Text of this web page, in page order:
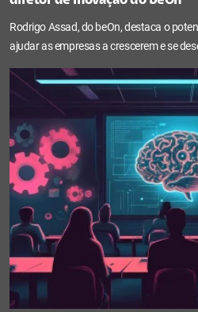
Rodrigo Assad, do beOn, destaca o
ajudar as empresas a crescerem e se